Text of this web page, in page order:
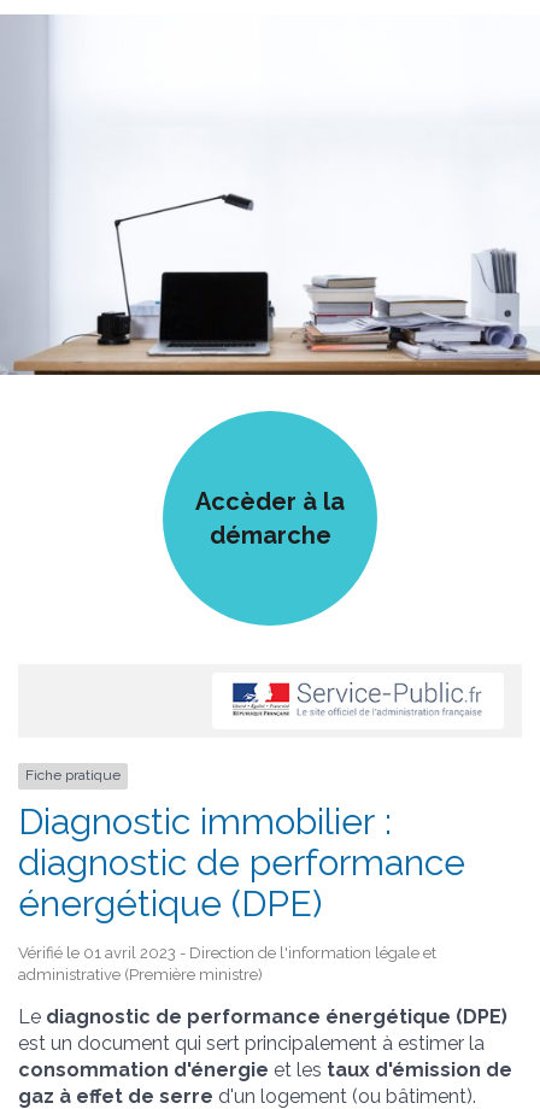
Accèder à la
démarche
Fiche pratique
Diagnostic immobilier :
diagnostic de performance
énergétique (DPE)
Vérifié le 01 avril 2023 - Direction de l'information légale et
administrative (Première ministre)
Le diagnostic de performance énergétique (DPE)
est un document qui sert principalement à estimer la
consommation d'énergie et les taux d'émission de
gaz à effet de serre d'un logement (ou bâtiment).